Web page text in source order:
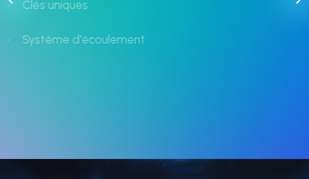
Clés uniques
Système d'écoulement